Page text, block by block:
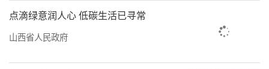
点滴绿意润人心 低碳生活已寻常
山西省人民政府